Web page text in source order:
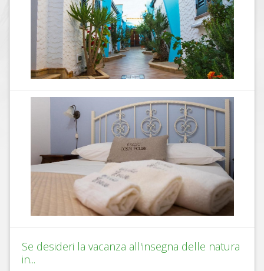
Se desideri la vacanza all'insegna delle natura
in...